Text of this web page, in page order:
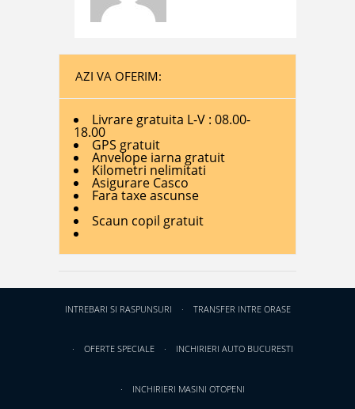
AZI VA OFERIM:
Livrare gratuita L-V : 08.00-
18.00
GPS gratuit
Anvelope iarna gratuit
Kilometri nelimitati
Asigurare Casco
Fara taxe ascunse
Scaun copil gratuit
INTREBARI SI RASPUNSURI TRANSFER INTRE ORASE
OFERTE SPECIALE INCHIRIERI AUTO BUCURESTI
INCHIRIERI MASINI OTOPENI